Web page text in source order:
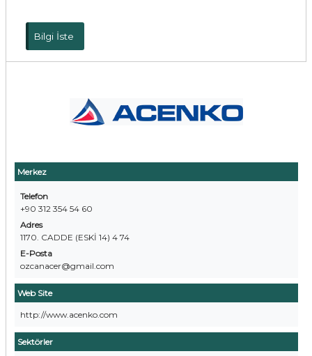
Merkez
Telefon
+90 312 354 54 60
Adres
1170. CADDE (ESKİ 14) 4 74
E-Posta
ozcanacer@gmail.com
Web Site
http://www.acenko.com
Sektörler
Bilgi İste